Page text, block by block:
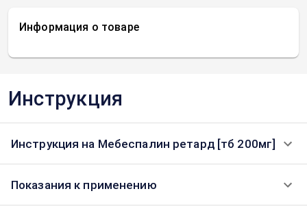
Информация о товаре
Инструкция
Инструкция на Мебеспалин ретард [тб 200мг]
Показания к применению